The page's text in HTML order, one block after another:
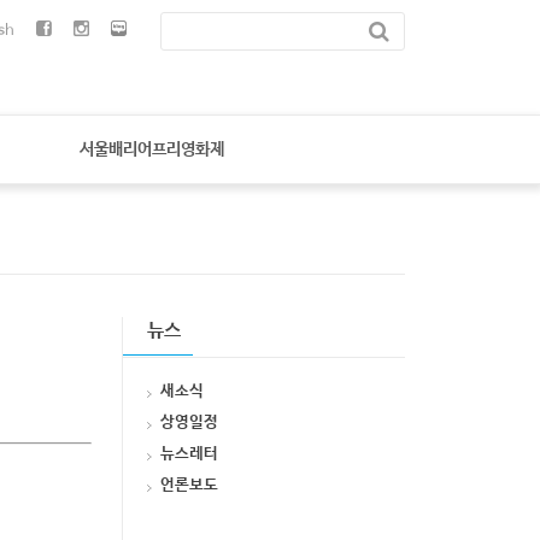
서울배리어프리영화제
뉴스
새소식
상영일정
뉴스레터
언론보도